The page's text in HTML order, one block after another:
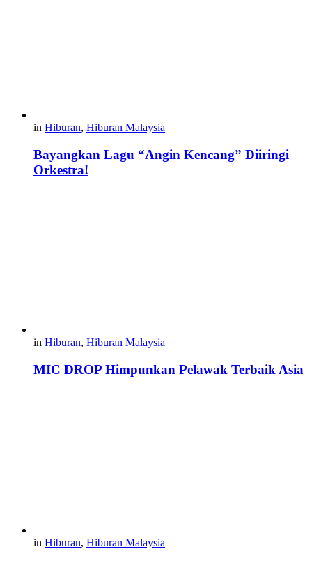
in Hiburan, Hiburan Malaysia
Bayangkan Lagu “Angin Kencang” Diiringi
Orkestra!
in Hiburan, Hiburan Malaysia
MIC DROP Himpunkan Pelawak Terbaik Asia
in Hiburan, Hiburan Malaysia